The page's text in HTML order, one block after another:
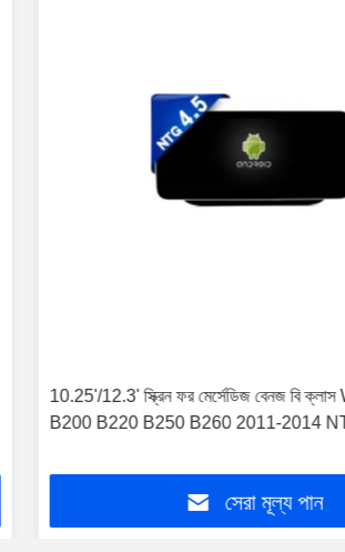
10.25'/12.3' স্ক্রিন ফর মের্সেডিজ বেনজ বি
B200 B220 B250 B260 2011-2014
সেরা মূল্য পান